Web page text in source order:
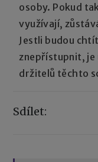
osoby. Pokud
využívají,
Jestli budou
znepřístupnit, je
držitelů těchto
Sdílet: